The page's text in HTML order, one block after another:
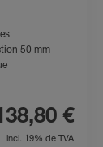
50 mm
€
incl. 19% de TVA